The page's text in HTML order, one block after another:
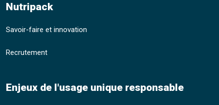
Nutripack
Savoir-faire et innovation
Recrutement
Enjeux de l'usage unique responsable